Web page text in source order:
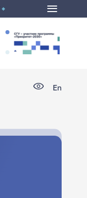
En